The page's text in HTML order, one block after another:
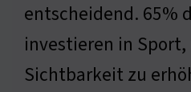
entscheidend. 65%
investieren in
Sichtbarkeit zu